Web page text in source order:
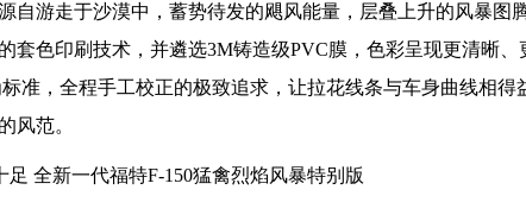
自游走于沙漠中，蓄势待发的飓风能量，层叠上升的风暴图
套色印刷技术，并遴选3M铸造级PVC膜，色彩呈现更清晰、
准，全程手工校正的极致追求，让拉花线条与车身曲线相得
风范。